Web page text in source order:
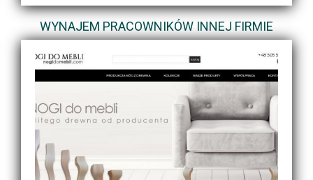
WYNAJEM PRACOWNIKÓW INNEJ FIRMIE